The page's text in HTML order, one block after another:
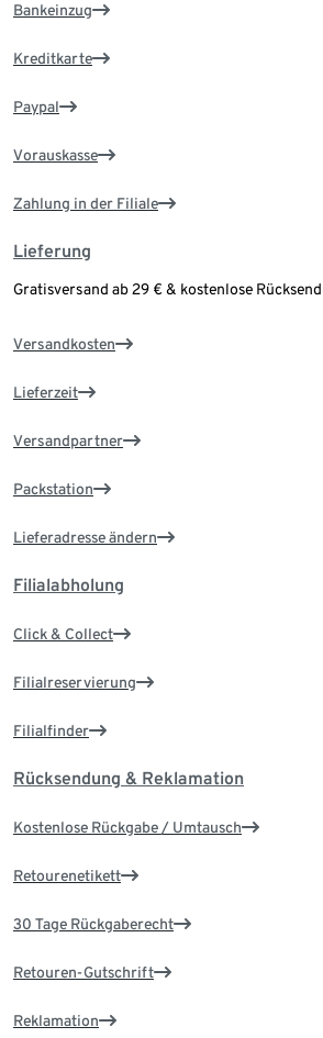
Bankeinzug
Kreditkarte
Paypal
Vorauskasse
Zahlung in der Filiale
Lieferung
Gratisversand ab 29 € & kostenlose
Versandkosten
Lieferzeit
Versandpartner
Packstation
Lieferadresse ändern
Filialabholung
Click & Collect
Filialreservierung
Filialfinder
Rücksendung & Reklamation
Kostenlose Rückgabe / Umtausch
Retourenetikett
30 Tage Rückgaberecht
Retouren-Gutschrift
Reklamation